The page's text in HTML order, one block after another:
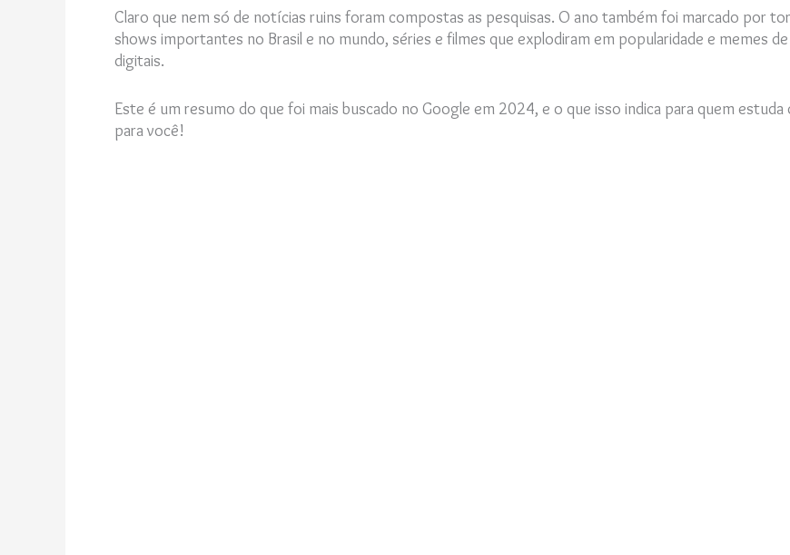
Claro que nem só de notícias ruins foram compostas as pesquisas. O ano também foi marcado por
shows importantes no Brasil e no mundo, séries e filmes que explodiram em popularidade e memes
digitais.
Este é um resumo do que foi mais buscado no Google em 2024, e o que isso indica para quem
para você!